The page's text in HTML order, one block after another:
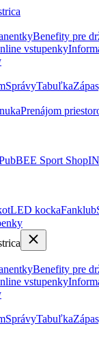
Benefity pre
vstupenky
SprávyTabuľka
Prenájom
BEE Sport Shop
LED kockaFanklub
Benefity pre
vstupenky
SprávyTabuľka